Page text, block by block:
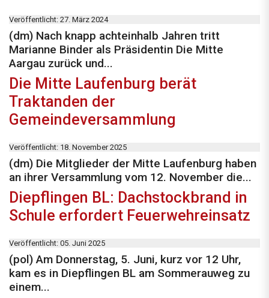
Veröffentlicht: 27. März 2024
(dm) Nach knapp achteinhalb Jahren tritt
Marianne Binder als Präsidentin Die Mitte
Aargau zurück und...
Die Mitte Laufenburg berät
Traktanden der
Gemeindeversammlung
Veröffentlicht: 18. November 2025
(dm) Die Mitglieder der Mitte Laufenburg haben
an ihrer Versammlung vom 12. November die...
Diepflingen BL: Dachstockbrand in
Schule erfordert Feuerwehreinsatz
Veröffentlicht: 05. Juni 2025
(pol) Am Donnerstag, 5. Juni, kurz vor 12 Uhr,
kam es in Diepflingen BL am Sommerauweg zu
einem...